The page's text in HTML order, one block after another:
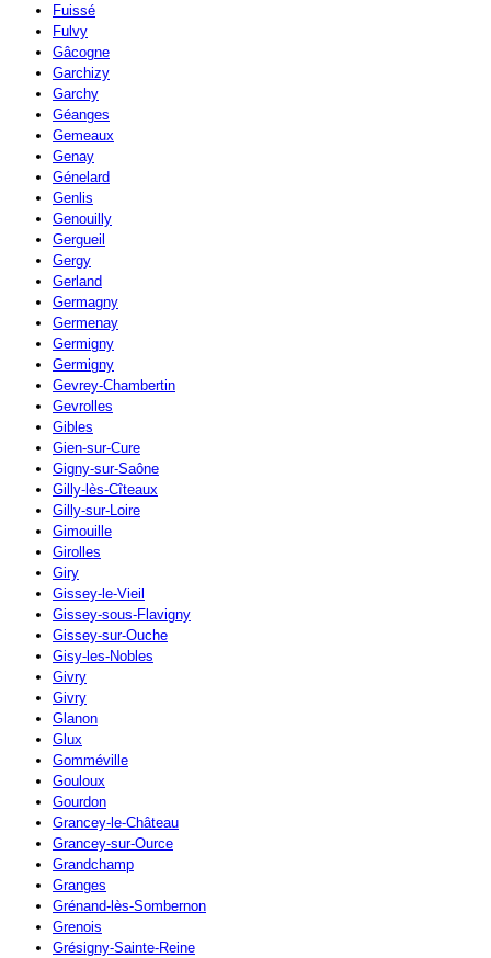
Fuissé
Fulvy
Gâcogne
Garchizy
Garchy
Géanges
Gemeaux
Genay
Génelard
Genlis
Genouilly
Gergueil
Gergy
Gerland
Germagny
Germenay
Germigny
Germigny
Gevrey-Chambertin
Gevrolles
Gibles
Gien-sur-Cure
Gigny-sur-Saône
Gilly-lès-Cîteaux
Gilly-sur-Loire
Gimouille
Girolles
Giry
Gissey-le-Vieil
Gissey-sous-Flavigny
Gissey-sur-Ouche
Gisy-les-Nobles
Givry
Givry
Glanon
Glux
Gomméville
Gouloux
Gourdon
Grancey-le-Château
Grancey-sur-Ource
Grandchamp
Granges
Grénand-lès-Sombernon
Grenois
Grésigny-Sainte-Reine